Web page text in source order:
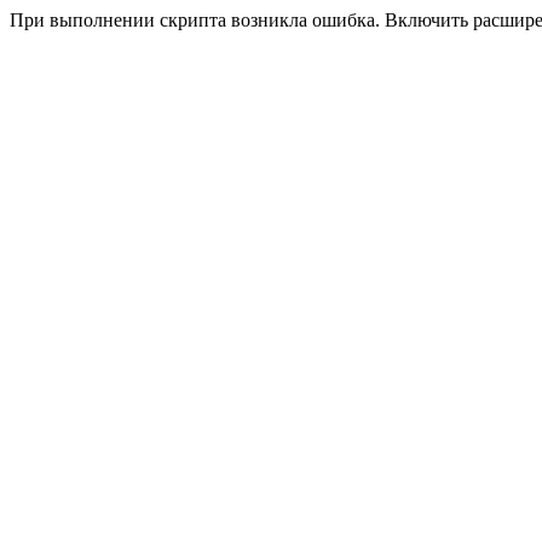
При выполнении скрипта возникла ошибка. Включить